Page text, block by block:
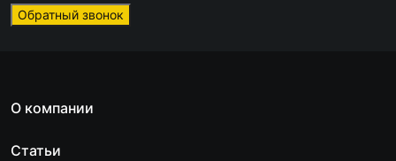
Обратный звонок
О компании
Статьи